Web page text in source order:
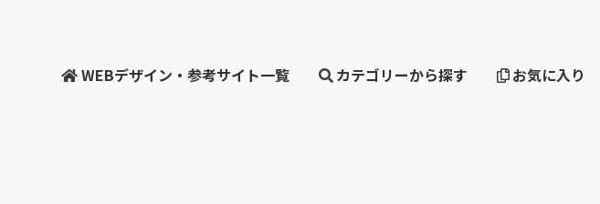
WEBデザイン・参考サイト一覧 カテゴリーから探す お気に入り